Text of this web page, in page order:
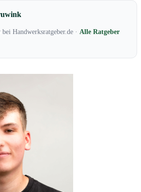
bei Handwerksratgeber.de · Alle Ratgeber